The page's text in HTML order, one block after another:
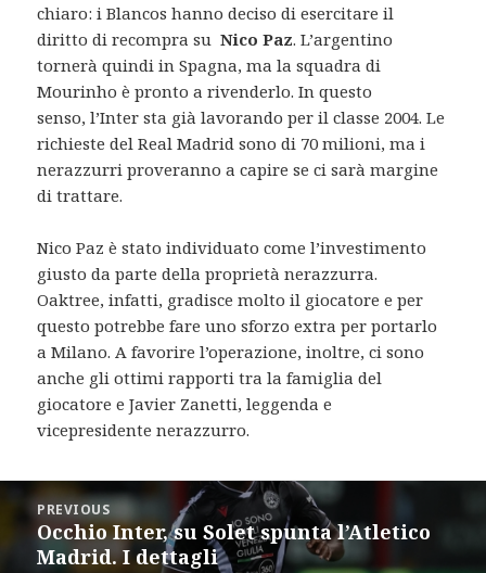
chiaro: i Blancos hanno deciso di esercitare il
diritto di recompra suNico Paz. L’argentino
tornerà quindi in Spagna, ma la squadra di
Mourinho è pronto a rivenderlo. In questo
senso, l’Inter sta già lavorando per il classe 2004. Le
richieste del Real Madrid sono di 70 milioni, ma i
nerazzurri proveranno a capire se ci sarà margine
di trattare.
Nico Paz è stato individuato come l’investimento
giusto da parte della proprietà nerazzurra.
Oaktree, infatti, gradisce molto il giocatore e per
questo potrebbe fare uno sforzo extra per portarlo
a Milano. A favorire l’operazione, inoltre, ci sono
anche gli ottimi rapporti tra la famiglia del
giocatore e Javier Zanetti, leggenda e
vicepresidente nerazzurro.
Post
navigation
PREVIOUS
Previous
post:
Occhio Inter, su Solet spunta l’Atletico
Madrid. I dettagli